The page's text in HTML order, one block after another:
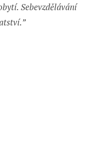
Sebevzdělávání